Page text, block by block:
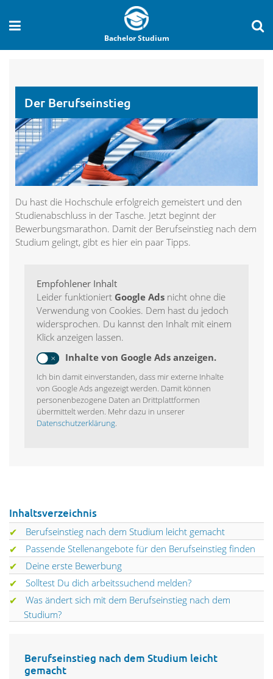
Bachelor Studium
Der Berufseinstieg
Du hast die Hochschule erfolgreich gemeistert und den
Studienabschluss in der Tasche. Jetzt beginnt der
Bewerbungsmarathon. Damit der Berufseinstieg nach dem
Studium gelingt, gibt es hier ein paar Tipps.
Empfohlener Inhalt
Leider funktioniert Google Ads nicht ohne die
Verwendung von Cookies. Dem hast du jedoch
widersprochen. Du kannst den Inhalt mit einem
Klick anzeigen lassen.
Inhalte von Google Ads anzeigen.
Ich bin damit einverstanden, dass mir externe Inhalte
von Google Ads angezeigt werden. Damit können
personenbezogene Daten an Drittplattformen
übermittelt werden. Mehr dazu in unserer
Datenschutzerklärung.
Inhaltsverzeichnis
Berufseinstieg nach dem Studium leicht gemacht
Passende Stellenangebote für den Berufseinstieg finden
Deine erste Bewerbung
Solltest Du dich arbeitssuchend melden?
Was ändert sich mit dem Berufseinstieg nach dem
Studium?
Berufseinstieg nach dem Studium leicht
gemacht